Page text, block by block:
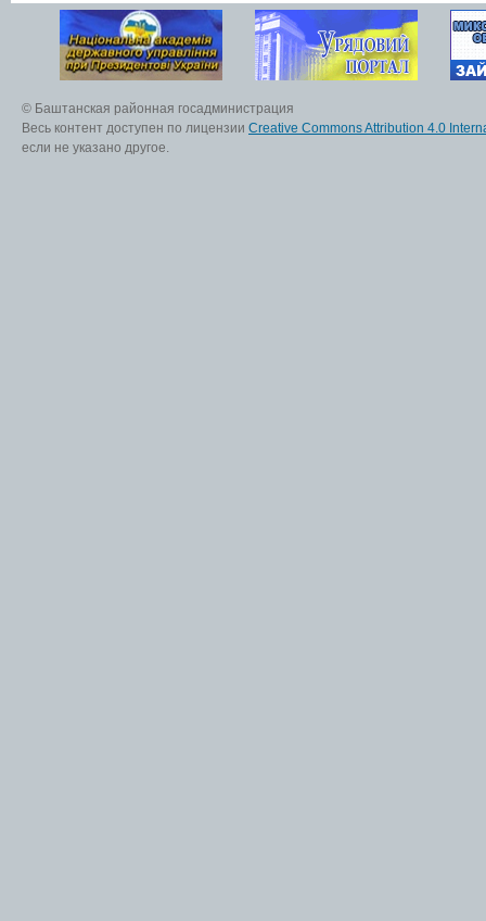
© Баштанская районная госадминистрация
Весь контент доступен по лицензии Creative Commons Attribution 4.0
если не указано другое.